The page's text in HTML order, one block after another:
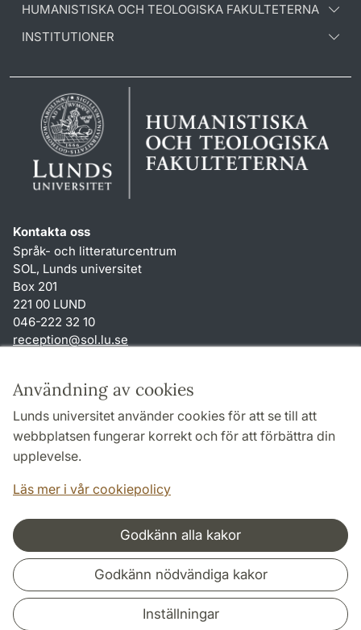
Användning av cookies
Lunds universitet använder cookies för att se till att
webbplatsen fungerar korrekt och för att förbättra din
upplevelse.
Läs mer i vår cookiepolicy
Godkänn alla kakor
Godkänn nödvändiga kakor
Inställningar
HUMANISTISKA OCH TEOLOGISKA FAKULTETERNA
INSTITUTIONER
Kontakta oss
Språk- och litteraturcentrum
SOL, Lunds universitet
Box 201
221 00 LUND
046-222 32 10
reception@sol.lu.se
Genvägar
Om webbplatsen och cookies
Behandling av personuppgifter
Tillgänglighetsredogörelse
Samarbeten och nätverk